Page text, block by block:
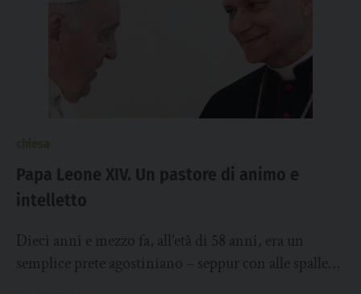
Papa Leone XIV. Un pastore di animo e
intelletto
Dieci anni e mezzo fa, all’età di 58 anni, era un
semplice prete agostiniano – seppur con alle spalle